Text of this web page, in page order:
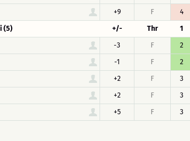
+9 F 4
(5)
+/- Thr 1
-3 F 2
-1 F 2
+2 F 3
+2 F 3
+5 F 3